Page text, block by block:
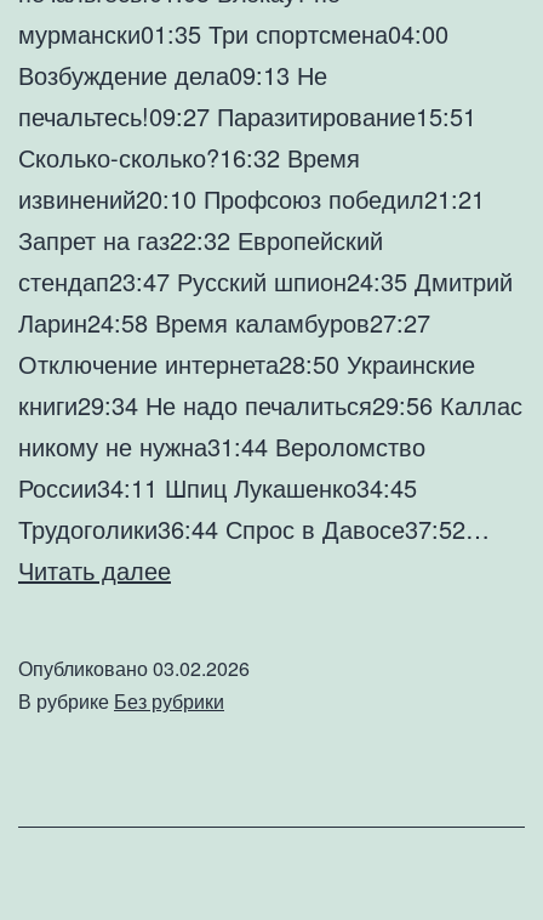
мурмански01:35 Три спортсмена04:00
Возбуждение дела09:13 Не
печальтесь!09:27 Паразитирование15:51
Сколько-сколько?16:32 Время
извинений20:10 Профсоюз победил21:21
Запрет на газ22:32 Европейский
стендап23:47 Русский шпион24:35 Дмитрий
Ларин24:58 Время каламбуров27:27
Отключение интернета28:50 Украинские
книги29:34 Не надо печалиться29:56 Каллас
никому не нужна31:44 Вероломство
России34:11 Шпиц Лукашенко34:45
Трудоголики36:44 Спрос в Давосе37:52…
Читать далее🎙
//
Опубликовано03.02.2026
В рубрике Без рубрики